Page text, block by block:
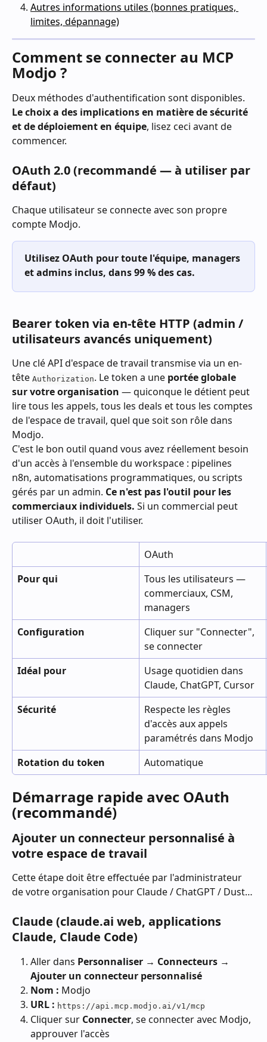
Autres informations utiles (bonnes pratiques,
limites, dépannage)
Comment se connecter au MCP
Modjo ?
Deux méthodes d'authentification sont disponibles.
Le choix a des implications en matière de sécurité
et de déploiement en équipe, lisez ceci avant de
commencer.
OAuth 2.0 (recommandé — à utiliser par
défaut)
Chaque utilisateur se connecte avec son propre
compte Modjo.
Utilisez OAuth pour toute l'équipe, managers
et admins inclus, dans 99 % des cas.
Bearer token via en-tête HTTP (admin /
utilisateurs avancés uniquement)
Une clé API d'espace de travail transmise via un en-
tête Authorization. Le token a une portée globale
sur votre organisation — quiconque le détient peut
lire tous les appels, tous les deals et tous les comptes
de l'espace de travail, quel que soit son rôle dans
Modjo.
C'est le bon outil quand vous avez réellement besoin
d'un accès à l'ensemble du workspace : pipelines
n8n, automatisations programmatiques, ou scripts
gérés par un admin. Ce n'est pas l'outil pour les
commerciaux individuels. Si un commercial peut
utiliser OAuth, il doit l'utiliser.
OAuth
Pour qui
Tous les utilisateurs —
commerciaux, CSM,
managers
Configuration
Cliquer sur "Connecter",
se connecter
Idéal pour
Usage quotidien dans
Claude, ChatGPT, Cursor
Sécurité
Respecte les règles
d'accès aux appels
paramétrés dans Modjo
Rotation du token
Automatique
Démarrage rapide avec OAuth
(recommandé)
Ajouter un connecteur personnalisé à
votre espace de travail
Cette étape doit être effectuée par l'administrateur
de votre organisation pour Claude / ChatGPT / Dust…
Claude (claude.ai web, applications
Claude, Claude Code)
Aller dans Personnaliser → Connecteurs →
Ajouter un connecteur personnalisé
Nom : Modjo
URL : https://api.mcp.modjo.ai/v1/mcp
Cliquer sur Connecter, se connecter avec Modjo,
approuver l'accès